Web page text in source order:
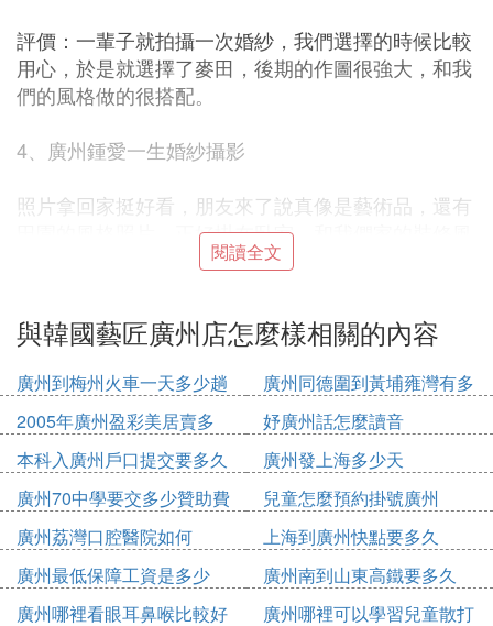
評價：一輩子就拍攝一次婚紗，我們選擇的時候比較
用心，於是就選擇了麥田，後期的作圖很強大，和我
們的風格做的很搭配。
4、廣州鍾愛一生婚紗攝影
照片拿回家挺好看，朋友來了說真像是藝術品，還有
田園的風格照片，正好掛在卧室，和我們家的裝修風
5、廣州拾光映畫攝影工作室
選擇的是旅拍的方式，我們比較喜歡旅遊，很愛玩，
但是一直沒有什麼時間去玩，正好拍攝照片一塊就去
旅遊了，滿意的體驗。
二、廣州十大攝影店
1、甜蜜海岸國際旅拍廣州店
拍攝出來的效果很滿意，今天給我們把成片送到家
裡，還幫忙掛上了，簡直就是一條龍的服務，從咨詢
閱讀全文
與韓國藝匠廣州店怎麼樣相關的內容
廣州到梅州火車一天多少趟
廣州同德圍到黃埔雍灣有多
少公里
2005年廣州盈彩美居賣多
少錢
妤廣州話怎麼讀音
本科入廣州戶口提交要多久
廣州發上海多少天
廣州70中學要交多少贊助費
兒童怎麼預約掛號廣州
廣州荔灣口腔醫院如何
上海到廣州快點要多久
廣州最低保障工資是多少
2020
廣州南到山東高鐵要多久
廣州哪裡看眼耳鼻喉比較好
廣州哪裡可以學習兒童散打